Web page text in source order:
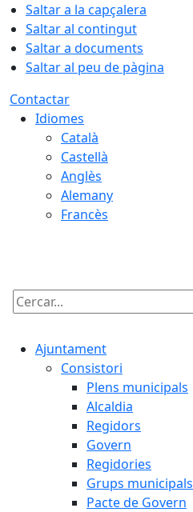
Saltar a la capçalera
Saltar al contingut
Saltar a documents
Saltar al peu de pàgina
Contactar
Idiomes
Català
Castellà
Anglès
Alemany
Francès
Cercar:
Ajuntament
Consistori
Plens municipals
Alcaldia
Regidors
Govern
Regidories
Grups municipals
Pacte de Govern